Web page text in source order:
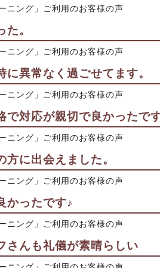
ニング」ご利用のお客様の声
た。
ニング」ご利用のお客様の声
に異常なく過ごせてます。
ニング」ご利用のお客様の声
で対応が親切で良かったで
ニング」ご利用のお客様の声
方に出会えました。
ニング」ご利用のお客様の声
かったです♪
ニング」ご利用のお客様の声
さんも礼儀が素晴らしい